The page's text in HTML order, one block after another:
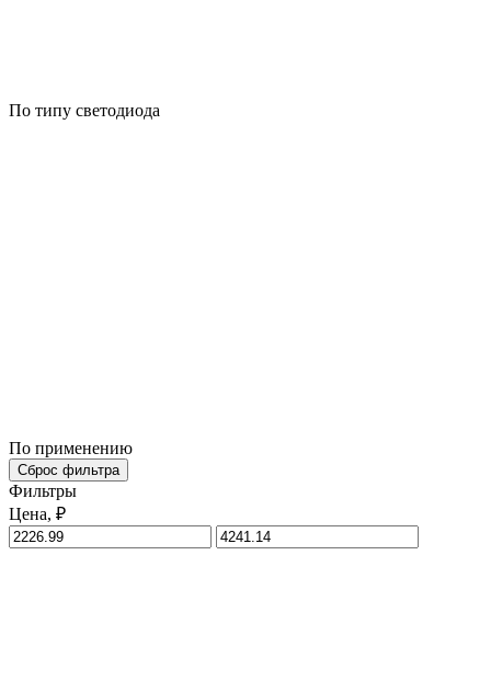
По типу светодиода
По применению
Сброс фильтра
Фильтры
Цена, ₽